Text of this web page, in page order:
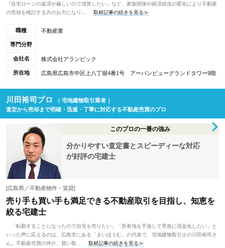
『住宅ローンの返済が厳しいので清算したい』など、家族関係や経済状況の変化により不動産
の売却を検討する方のお力になり...
取材記事の続きを見る≫
職種 不動産業
専門分野
会社名 株式会社アランビック
所在地 広島県広島市中区上八丁堀4番1号 アーバンビューグランドタワー9階
川田裕司プロ
（ 宅地建物取引業者 ）
査定から売却まで明確・迅速・丁寧に対応する不動産売買のプロ
このプロの一番の強み
分かりやすい査定書とスピーディーな対応
が好評の宅建士
[広島県／不動産物件・賃貸]
売り手も買い手も満足できる不動産取引を目指し、知恵を
絞る宅建士
「転勤することになったので自宅を売りたい」「所有地を手放して早急に現金化したい」と
いった声に応えるのは、広島市にある「まいほうむ」の代表で、宅地建物取引士の川田裕司さ
ん。不動産売買の仲介、買い取...
取材記事の続きを見る≫